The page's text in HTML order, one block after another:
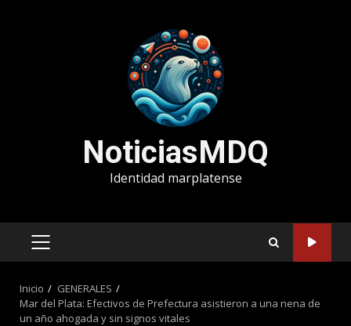
NoticiasMDQ
Identidad marplatense
MENÚ
Inicio
GENERALES
Mar del Plata: Efectivos de Prefectura asistieron a una nena de
un año ahogada y sin signos vitales